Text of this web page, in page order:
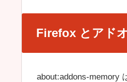
Firefox とアド
about:addons-memory